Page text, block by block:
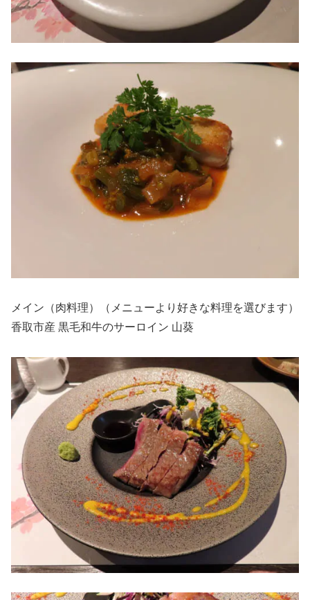
メイン（肉料理）（メニューより好きな料理を選びます）
香取市産 黒毛和牛のサーロイン 山葵